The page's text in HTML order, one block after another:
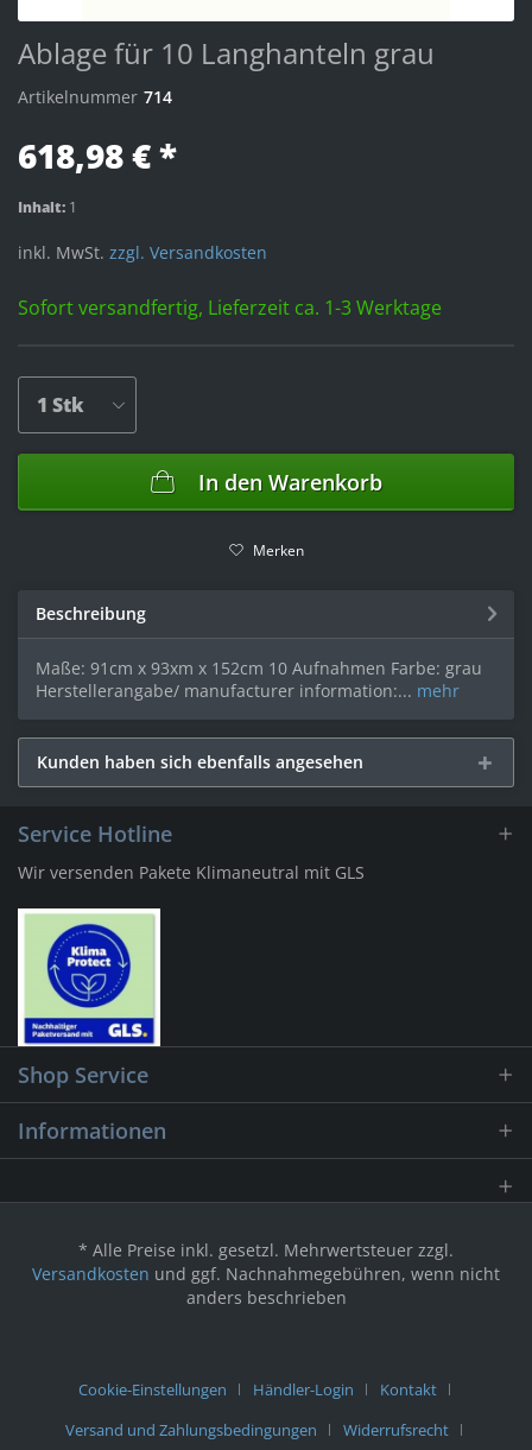
Ablage für 10 Langhanteln grau
Artikelnummer 714
618,98 € *
Inhalt: 1
inkl. MwSt. zzgl. Versandkosten
Sofort versandfertig, Lieferzeit ca. 1-3 Werktage
In den Warenkorb
Merken
Beschreibung
Maße: 91cm x 93xm x 152cm 10 Aufnahmen Farbe: grau
Herstellerangabe/ manufacturer information:... mehr
Kunden haben sich ebenfalls angesehen
Service Hotline
Wir versenden Pakete Klimaneutral mit GLS
Shop Service
Informationen
* Alle Preise inkl. gesetzl. Mehrwertsteuer zzgl.
Versandkosten und ggf. Nachnahmegebühren, wenn nicht
anders beschrieben
Cookie-Einstellungen Händler-Login
Kontakt
Versand und Zahlungsbedingungen
Widerrufsrecht